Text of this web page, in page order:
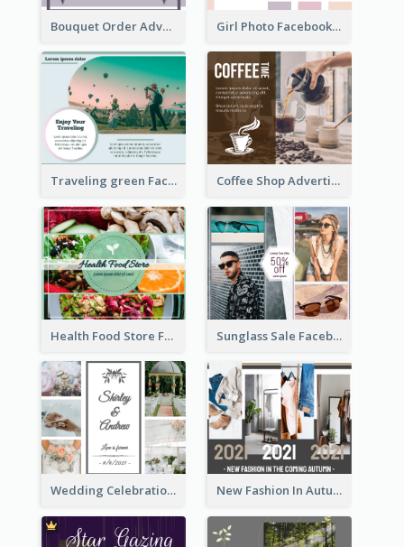
Bouquet Order Advert Facebook Post Girl Photo Facebook Post
Traveling green Facebook Post Coffee Shop Advertising Facebook Post With Details
Health Food Store Facebook Post Sunglass Sale Facebook Post
Wedding Celebration Facebook Post New Fashion In Autumn Facebook Post